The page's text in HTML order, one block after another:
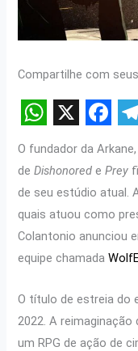
Compartilhe com
W
h
a
t
s
A
p
p
X F
a
c
e
b
o
o
k
T
e
l
e
g
r
a
O fundador da
deDishonored ePrey
de seu estúdio atual.
quais atuou como
Colantonio anunciou
equipe chamada
O título de estreia do
2022. A
um RPG de ação de